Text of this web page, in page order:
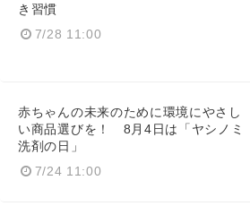
き習慣
7/28 11:00
赤ちゃんの未来のために環境にやさし
い商品選びを！ 8月4日は「ヤシノミ
洗剤の日」
7/24 11:00